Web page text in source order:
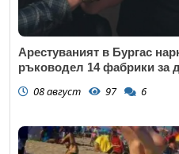
Арестуваният в Бургас
ръководел 14 фабрики за
08 август 97 6